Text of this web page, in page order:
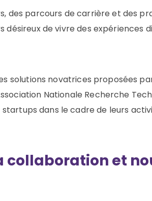
des parcours de carrière et des
de vivre des expériences
solutions novatrices proposées
Nationale Recherche
dans le cadre de leurs
collaboration et